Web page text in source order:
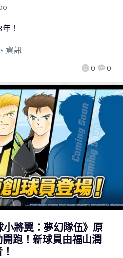
0 0
！
資訊
小將翼：夢幻隊伍》原
跑！新球員由福山潤